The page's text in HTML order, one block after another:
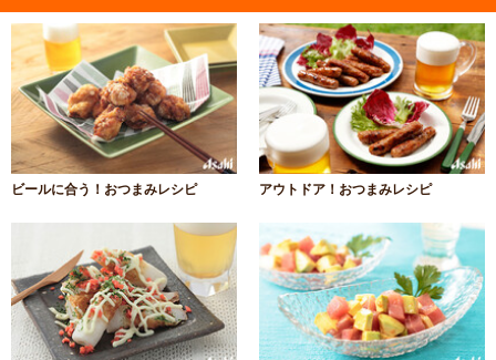
ビールに合う！おつまみレシピ アウトドア！おつまみレシピ